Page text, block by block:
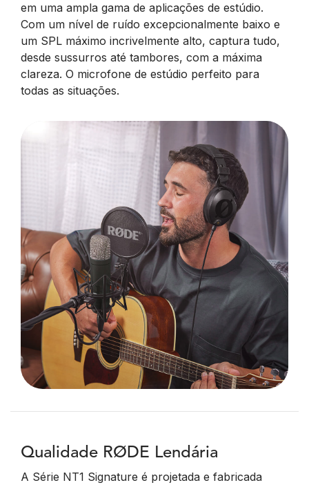
em uma ampla gama de aplicações de estúdio.
Com um nível de ruído excepcionalmente baixo e
um SPL máximo incrivelmente alto, captura tudo,
desde sussurros até tambores, com a máxima
clareza. O microfone de estúdio perfeito para
todas as situações.
Qualidade RØDE Lendária
A Série NT1 Signature é projetada e fabricada